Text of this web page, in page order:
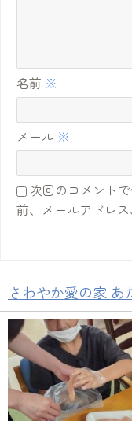
名前 ※
メール ※
次回のコメント
前、メールアドレス
さわやか愛の家 あ